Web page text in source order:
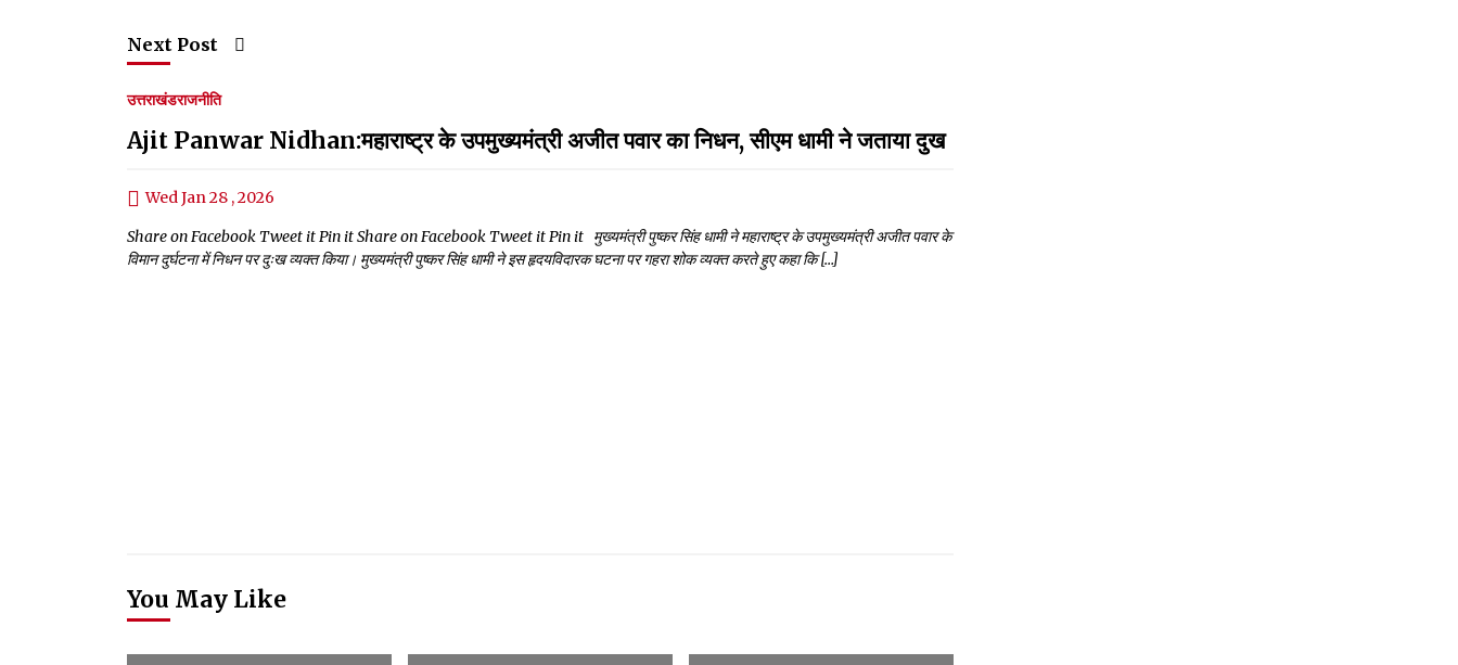
Next Post
उत्तराखंडराजनीति
Ajit Panwar Nidhan:महाराष्ट्र के उपमुख्यमंत्री अजीत पवार का निधन, सीएम धामी ने जताया दुख
Wed Jan 28 , 2026
Share on Facebook Tweet it Pin it Share on Facebook Tweet it Pin it मुख्यमंत्री पुष्कर सिंह धामी ने महाराष्ट्र के उपमुख्यमंत्री अजीत पवार के
विमान दुर्घटना में निधन पर दुःख व्यक्त किया। मुख्यमंत्री पुष्कर सिंह धामी ने इस हृदयविदारक घटना पर गहरा शोक व्यक्त करते हुए कहा कि […]
You May Like